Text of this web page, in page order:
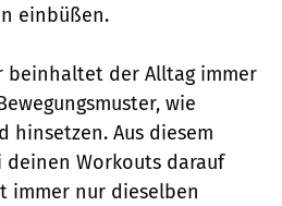
einbüßen.
beinhaltet der Alltag immer
wie
hinsetzen. Aus diesem
Workouts darauf
immer nur dieselben